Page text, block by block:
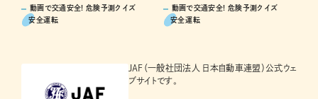
動画で交通安全! 危険予測クイズ
安全運転
動画で交通安全! 危険予測クイズ
安全運転
JAF（一般社団法人 日本自動車連盟）公式ウェ
ブサイトです。